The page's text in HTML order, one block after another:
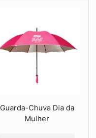
Guarda-Chuva Dia da
Mulher